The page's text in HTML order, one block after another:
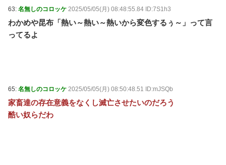
63: 名無しのコロッケ 2025/05/05(月) 08:48:55.84 ID:7S1h3
わかめや昆布「熱い～熱い～熱いから変色するぅ～」って言
ってるよ
65: 名無しのコロッケ 2025/05/05(月) 08:50:48.51 ID:mJSQb
家畜達の存在意義をなくし滅亡させたいのだろう
酷い奴らだわ